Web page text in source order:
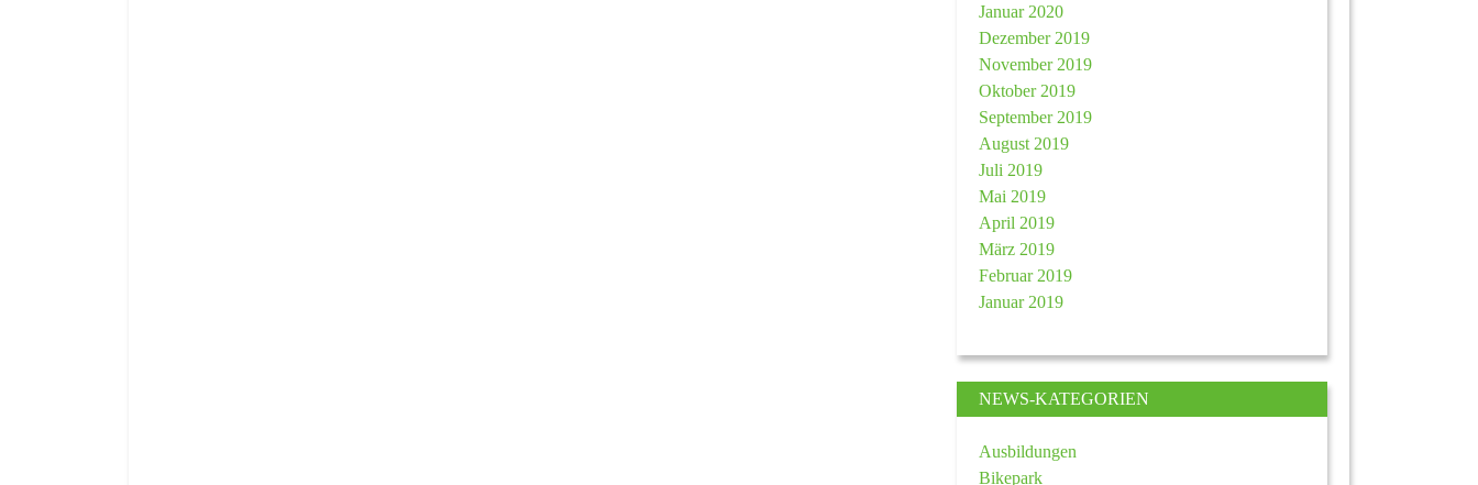
Januar 2020
Dezember 2019
November 2019
Oktober 2019
September 2019
August 2019
Juli 2019
Mai 2019
April 2019
März 2019
Februar 2019
Januar 2019
NEWS-KATEGORIEN
Ausbildungen
Bikepark